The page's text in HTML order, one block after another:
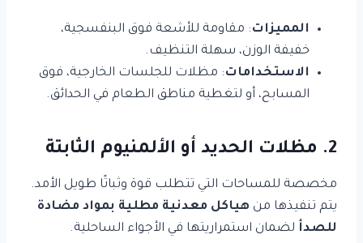
المميزات: مقاومة للأشعة فوق البنفسجية،
خفيفة الوزن، سهلة التنظيف.
الاستخدامات: مظلات للجلسات الخارجية، فوق
المسابح، أو لتغطية مناطق الطعام في الحدائق.
2. مظلات الحديد أو الألمنيوم الثابتة
مخصصة للمساحات التي تتطلب قوة وثباتًا طويل الأمد.
يتم تنفيذها من هياكل معدنية مطلية بمواد مضادة
للصدأ لضمان استمراريتها في الأجواء الساحلية.